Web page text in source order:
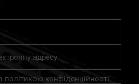
політикою конфіденційності